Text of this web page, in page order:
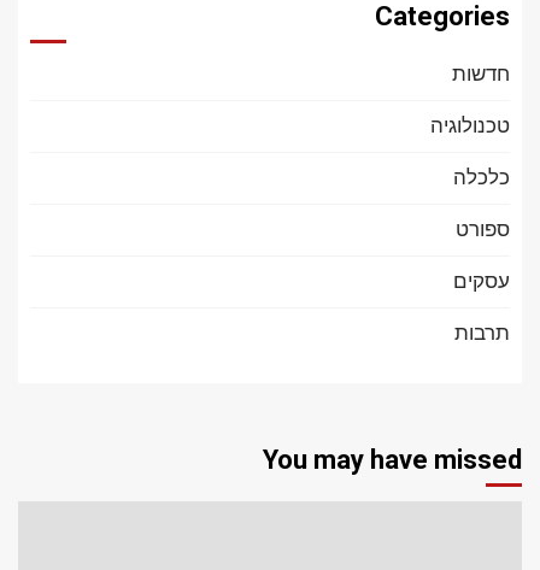
Categories
חדשות
טכנולוגיה
כלכלה
ספורט
עסקים
תרבות
You may have missed